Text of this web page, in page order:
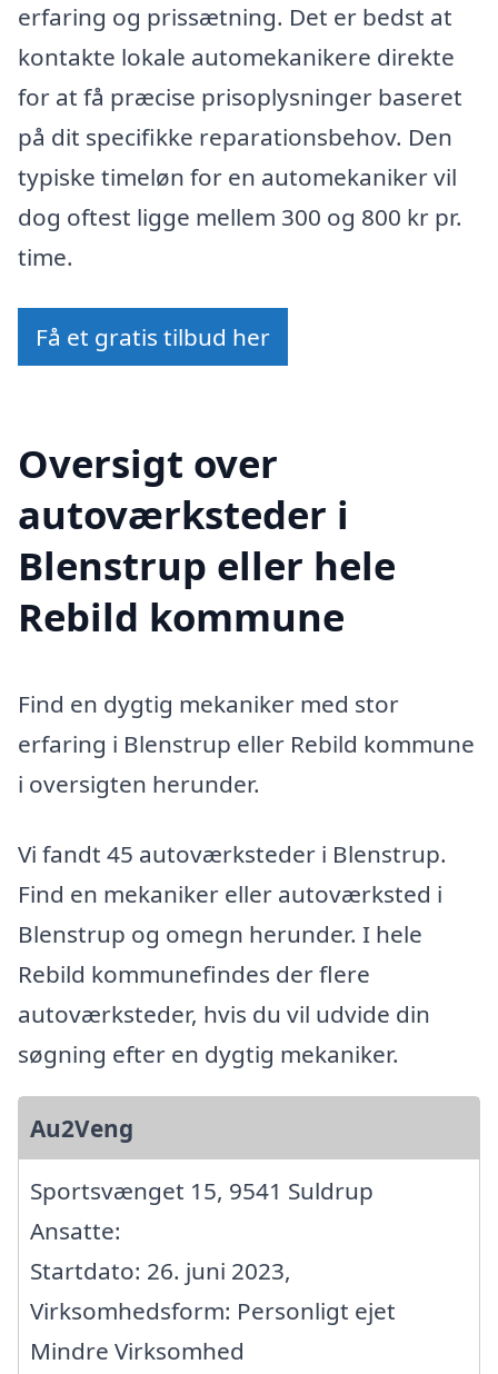
erfaring og prissætning. Det er bedst at
kontakte lokale automekanikere direkte
for at få præcise prisoplysninger baseret
på dit specifikke reparationsbehov. Den
typiske timeløn for en automekaniker vil
dog oftest ligge mellem 300 og 800 kr pr.
time.
Få et gratis tilbud her
Oversigt over
autoværksteder i
Blenstrup eller hele
Rebild kommune
Find en dygtig mekaniker med stor
erfaring i Blenstrup eller Rebild kommune
i oversigten herunder.
Vi fandt 45 autoværksteder i Blenstrup.
Find en mekaniker eller autoværksted i
Blenstrup og omegn herunder. I hele
Rebild kommunefindes der flere
autoværksteder, hvis du vil udvide din
søgning efter en dygtig mekaniker.
Au2Veng
Sportsvænget 15, 9541 Suldrup
Ansatte:
Startdato: 26. juni 2023,
Virksomhedsform: Personligt ejet
Mindre Virksomhed